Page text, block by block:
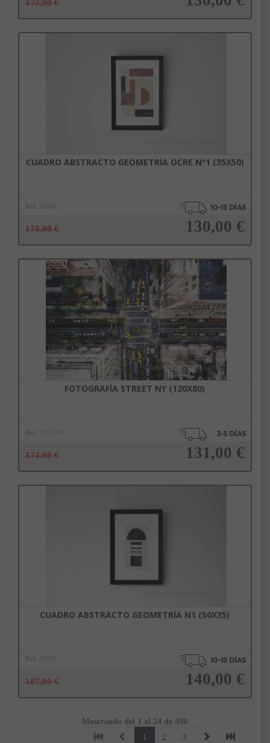
173,00 €
CUADRO ABSTRACTO GEOMETRÍA OCRE Nº1 (35X50)
Ref.
173,00 € 130,00 €
Añadir a la cesta
FOTOGRAFÍA STREET NY (120X80)
Ref. TD9736
174,00 € 131,00 €
CUADRO ABSTRACTO GEOMETRÍA N1 (50X35)
Ref.
187,00 € 140,00 €
Añadir a la cesta
Mostrando del 1 al 24 de 490
1 2 3